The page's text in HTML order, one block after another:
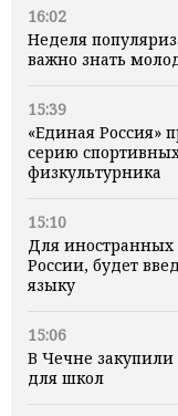
16:02
Неделя
важно знать
15:39
«Единая Россия»
серию
физкультурника
15:10
Для иностранных
России, будет
языку
15:06
В Чечне закупили
для школ